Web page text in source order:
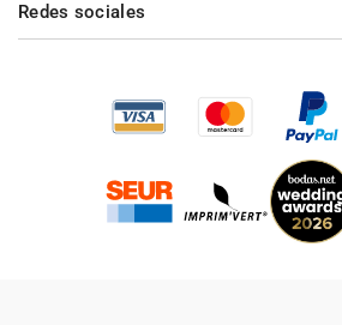
Redes sociales